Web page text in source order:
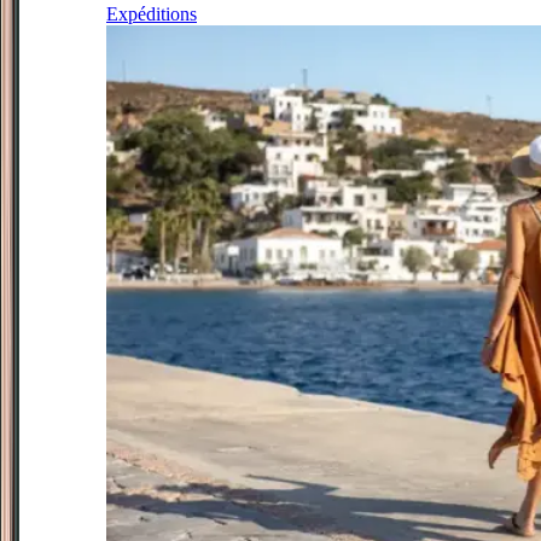
Expéditions